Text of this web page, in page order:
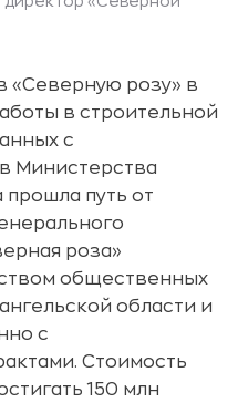
«Северную розу» в
в строительной
с
Министерства
путь от
роза»
общественных
области и
с
Стоимость
150 млн